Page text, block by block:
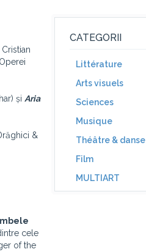
și Aria
&
cele
of the
CATEGORII
Littérature
Arts visuels
Sciences
Musique
Théâtre & danse
Film
MULTIART